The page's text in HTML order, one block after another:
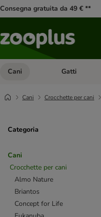
Consegna gratuita da 49 € **
Cani Apri Menu
Gatti
Cani Crocchette per cani
Categoria
Cani
Crocchette per cani
Almo Nature
Briantos
Concept for Life